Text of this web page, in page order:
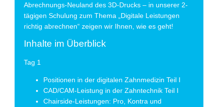
Abrechnungs-Neuland des 3D-Drucks – in unserer 2-
tägigen Schulung zum Thema „Digitale Leistungen
richtig abrechnen“ zeigen wir Ihnen, wie es geht!
Inhalte im Überblick
Tag 1
Positionen in der digitalen Zahnmedizin Teil I
CAD/CAM-Leistung in der Zahntechnik Teil I
Chairside-Leistungen: Pro, Kontra und